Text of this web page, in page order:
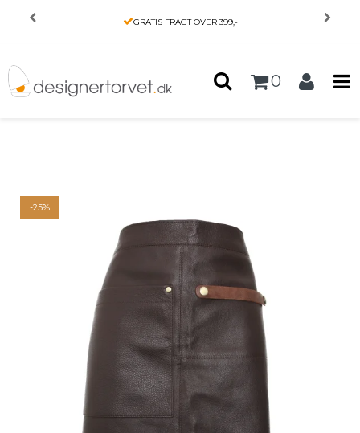
GRATIS FRAGT OVER 399,-
0
Forside KØKKEN /
-25%